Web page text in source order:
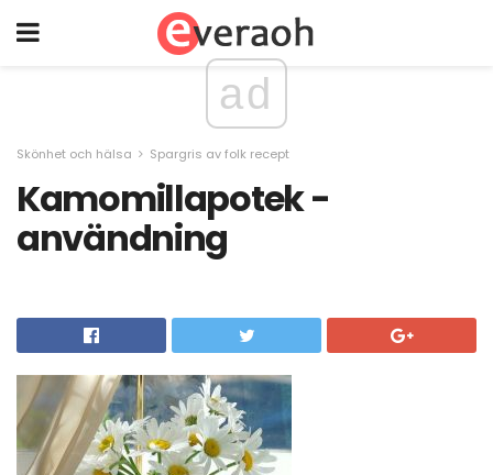
ad
Skönhet och hälsa Spargris av folk recept
Kamomillapotek -
användning